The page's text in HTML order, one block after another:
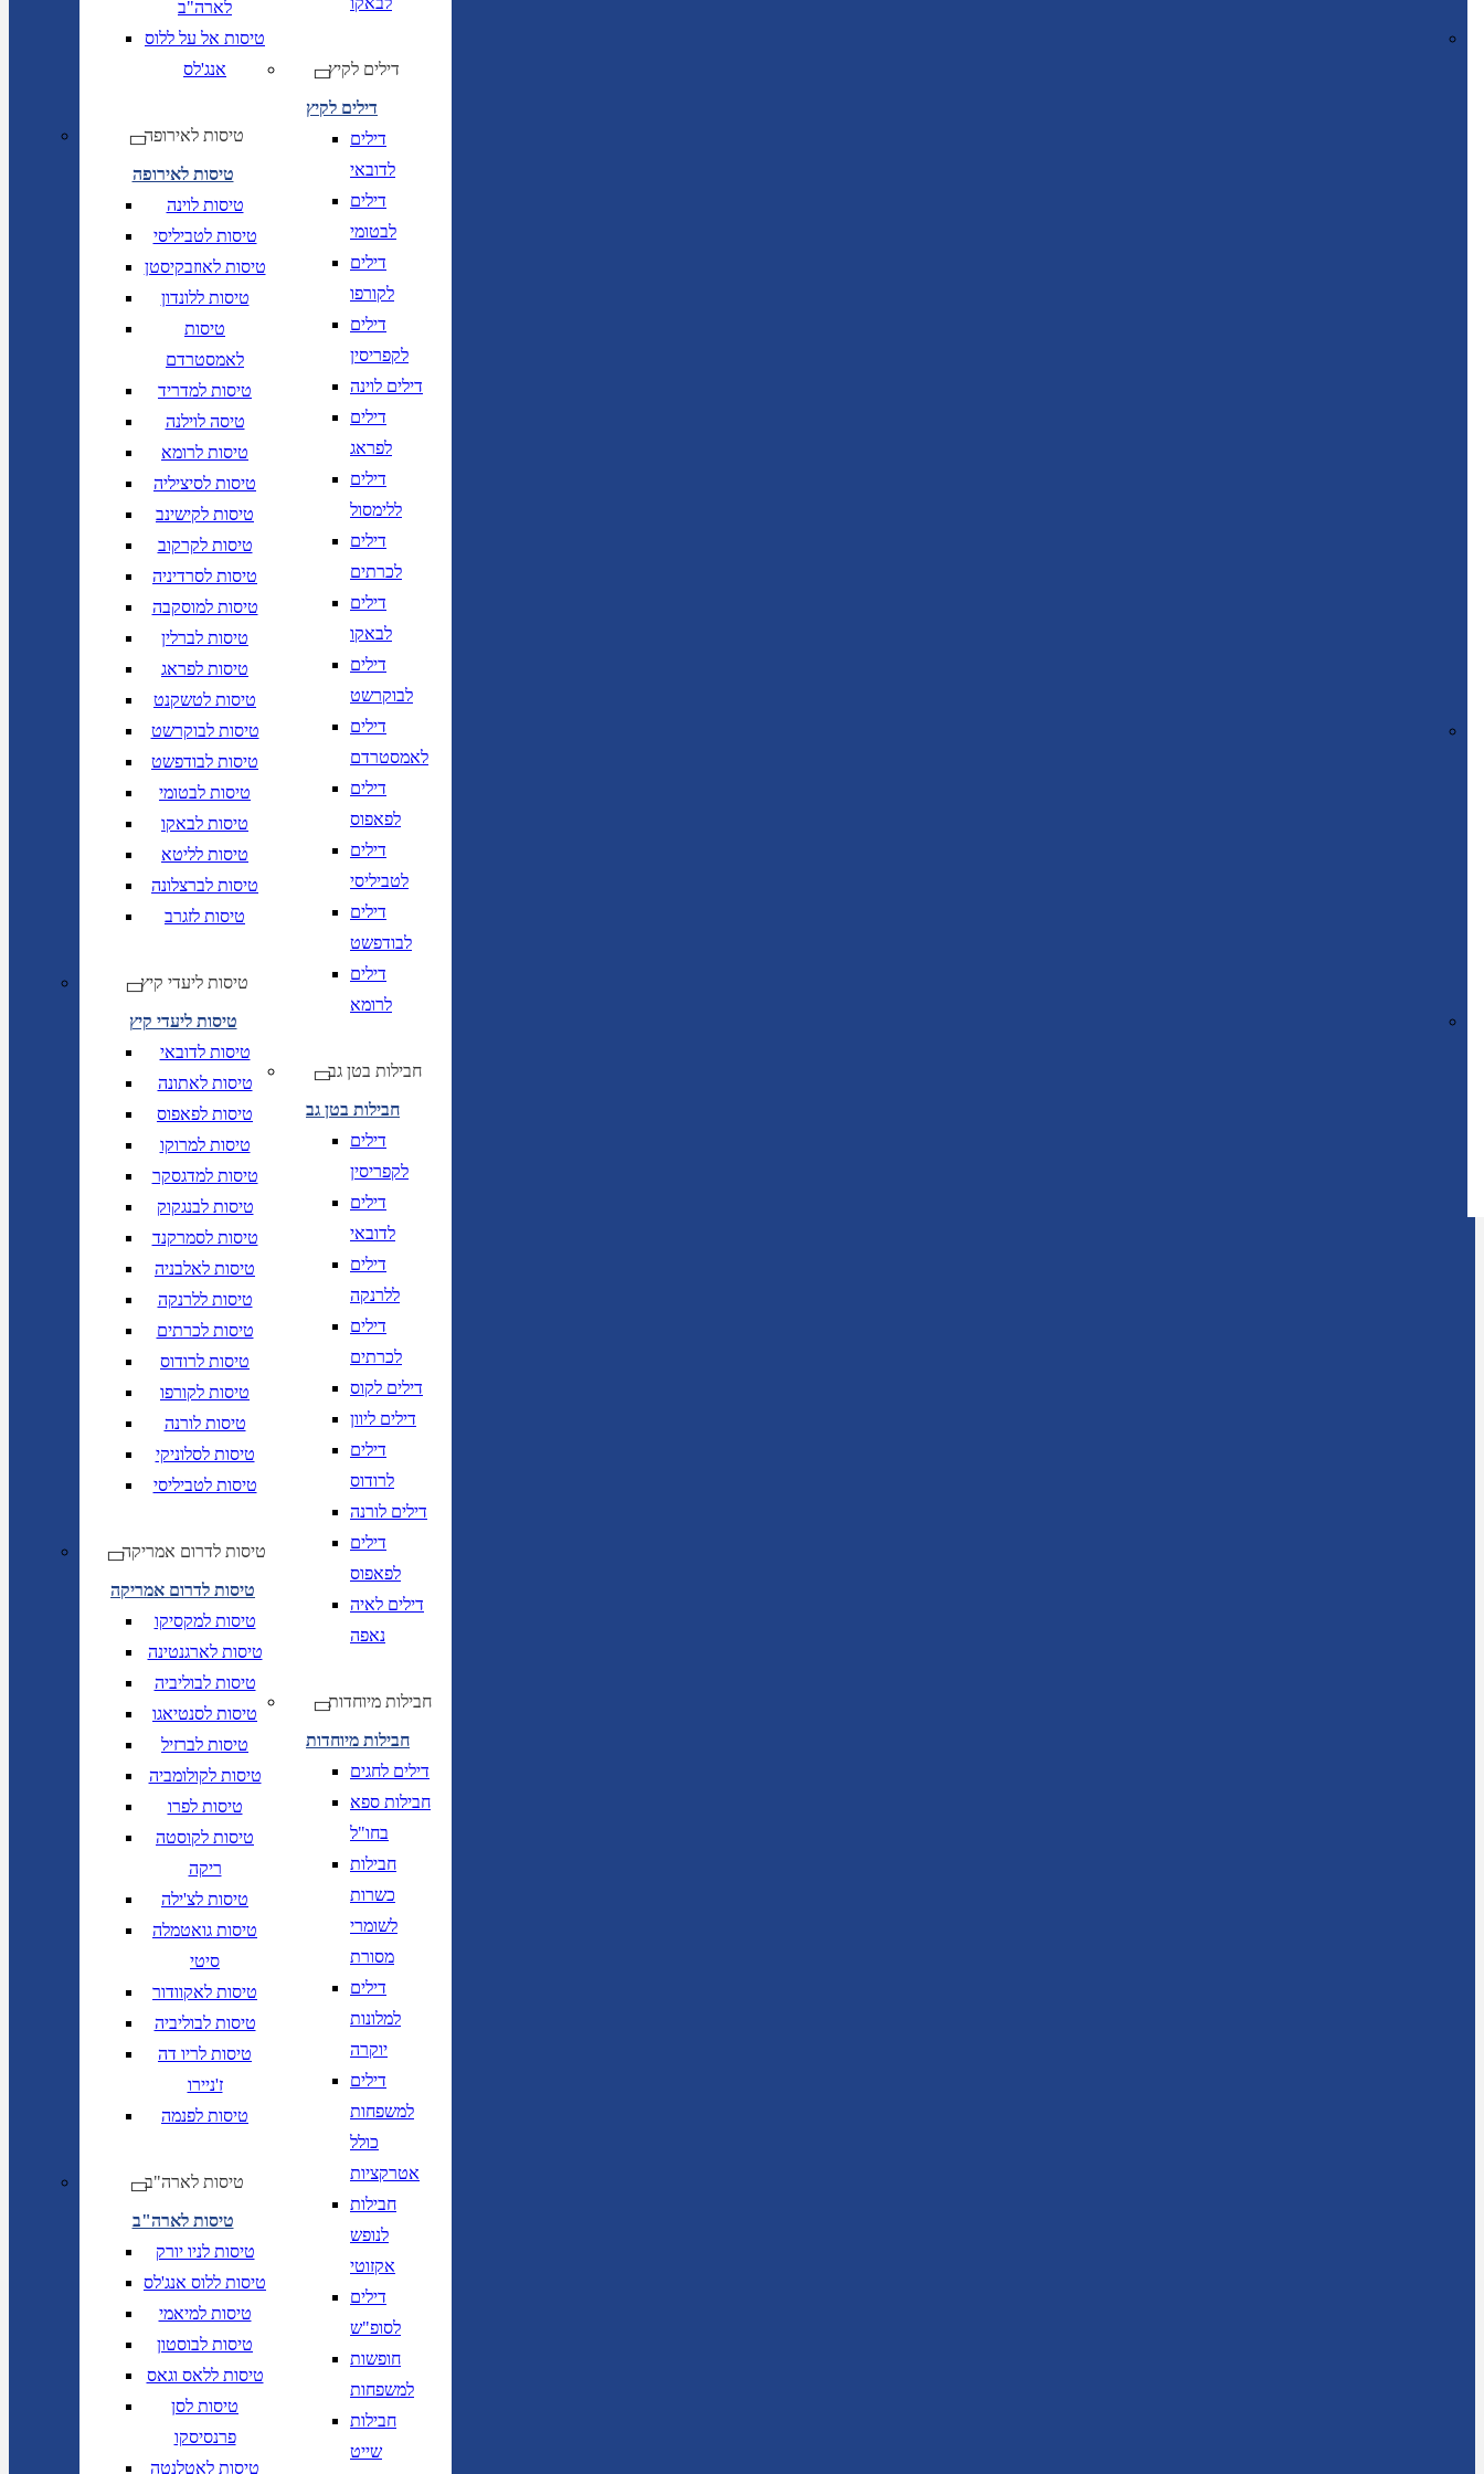
לארה"ב
טיסות אל על ללוס
אנג'לס
טיסות לאירופה
טיסות לאירופה
טיסות לוינה
טיסות לטביליסי
טיסות לאוזבקיסטן
טיסות ללונדון
טיסות
לאמסטרדם
טיסות למדריד
טיסה לוילנה
טיסות לרומא
טיסות לסיציליה
טיסות לקישינב
טיסות לקרקוב
טיסות לסרדיניה
טיסות למוסקבה
טיסות לברלין
טיסות לפראג
טיסות לטשקנט
טיסות לבוקרשט
טיסות לבודפשט
טיסות לבטומי
טיסות לבאקו
טיסות לליטא
טיסות לברצלונה
טיסות לזגרב
טיסות ליעדי קיץ
טיסות ליעדי קיץ
טיסות לדובאי
טיסות לאתונה
טיסות לפאפוס
טיסות למרוקו
טיסות למדגסקר
טיסות לבנגקוק
טיסות לסמרקנד
טיסות לאלבניה
טיסות ללרנקה
טיסות לכרתים
טיסות לרודוס
טיסות לקורפו
טיסות לורנה
טיסות לסלוניקי
טיסות לטביליסי
טיסות לדרום אמריקה
טיסות לדרום אמריקה
טיסות למקסיקו
טיסות לארגנטינה
טיסות לבוליביה
טיסות לסנטיאגו
טיסות לברזיל
טיסות לקולומביה
טיסות לפרו
טיסות לקוסטה
ריקה
טיסות לצ'ילה
טיסות גואטמלה
סיטי
טיסות לאקוודור
טיסות לבוליביה
טיסות לריו דה
ז'ניירו
טיסות לפנמה
טיסות לארה"ב
טיסות לארה"ב
טיסות לניו יורק
טיסות ללוס אנג'לס
טיסות למיאמי
טיסות לבוסטון
טיסות ללאס וגאס
טיסות לסן
פרנסיסקו
טיסות לאטלנטה
דילים לקיץ
דילים לקיץ
דילים
לדובאי
דילים
לבטומי
דילים
לקורפו
דילים
לקפריסין
דילים לוינה
דילים
לפראג
דילים
ללימסול
דילים
לכרתים
דילים
לבאקו
דילים
לבוקרשט
דילים
לאמסטרדם
דילים
לפאפוס
דילים
לטביליסי
דילים
לבודפשט
דילים
לרומא
חבילות בטן גב
חבילות בטן גב
דילים
לקפריסין
דילים
לדובאי
דילים
ללרנקה
דילים
לכרתים
דילים לקוס
דילים ליוון
דילים
לרודוס
דילים לורנה
דילים
לפאפוס
דילים לאיה
נאפה
חבילות מיוחדות
חבילות מיוחדות
דילים לחגים
חבילות ספא
בחו"ל
חבילות
כשרות
לשומרי
מסורת
דילים
למלונות
יוקרה
דילים
למשפחות
כולל
אטרקציות
חבילות
לנופש
אקזוטי
דילים
לסופ"ש
חופשות
למשפחות
חבילות
שייט